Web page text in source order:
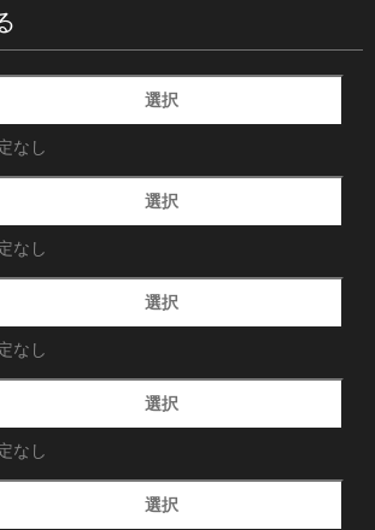
選択
なし
選択
なし
選択
なし
選択
なし
選択